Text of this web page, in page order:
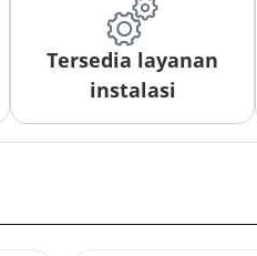
Tersedia layanan
instalasi